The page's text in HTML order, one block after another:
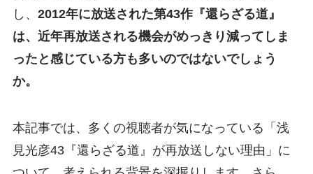
し、 2012年に放送された第43作『還らざる道』
は、近年再放送される機会がめっきり減ってしま
ったと感じている方も多いのではないでしょう
か。
本記事では、多くの視聴者が気になっている「浅
見光彦43『還らざる道』が再放送しない理由」に